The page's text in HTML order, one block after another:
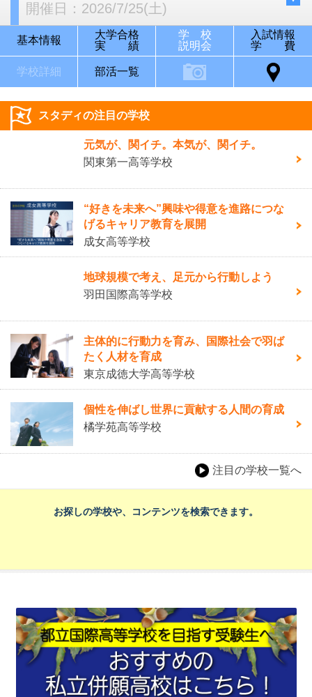
開催日： 2026/7/25(土)
基本情報
大学合格
実 績
学 校
説明会
入試情報
学 費
学校詳細 部活一覧
スタディの注目の学校
元気が、関イチ。本気が、関イチ。
関東第一高等学校
“好きを未来へ”興味や得意を進路につな
げるキャリア教育を展開
成女高等学校
地球規模で考え、足元から行動しよう
羽田国際高等学校
主体的に行動力を育み、国際社会で羽ば
たく人材を育成
東京成徳大学高等学校
個性を伸ばし世界に貢献する人間の育成
橘学苑高等学校
注目の学校一覧へ
お探しの学校や、コンテンツを検索できます。